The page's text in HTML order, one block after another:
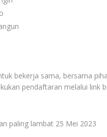
bekerja sama, bersama
pendaftaran melalui link
paling lambat 25 Mei 2023